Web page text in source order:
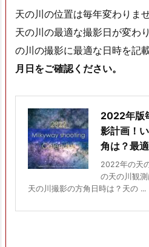
天の川の位置は毎年変わりま
天の川の最適な撮影日が変わ
の川の撮影に最適な日時を記
月日をご確認ください。
2022年版
影計画！
角は？最
2022年の天
の天の川観
天の川撮影の方角日時は？天の ...